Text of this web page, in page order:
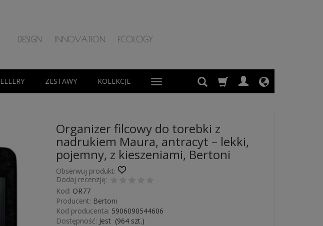
ZESTAWY KOLEKCJE
Organizer filcowy do torebki z
nadrukiem Maura, antracyt – lekki,
pojemny, z kieszeniami, Bertoni
Obserwuj produkt:
Dodaj recenzję:
Kod: OR77
Producent: Bertoni
Kod producenta: 5906090544606
Dostępność: Jest (964szt.)